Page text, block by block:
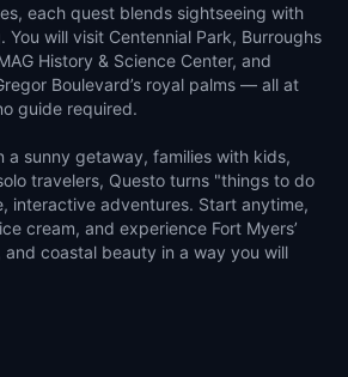
each quest blends sightseeing with
You will visit Centennial Park, Burroughs
History & Science Center, and
Boulevard’s royal palms — all at
guide required.
a sunny getaway, families with kids,
travelers, Questo turns "things to do
interactive adventures. Start anytime,
cream, and experience Fort Myers’
coastal beauty in a way you will